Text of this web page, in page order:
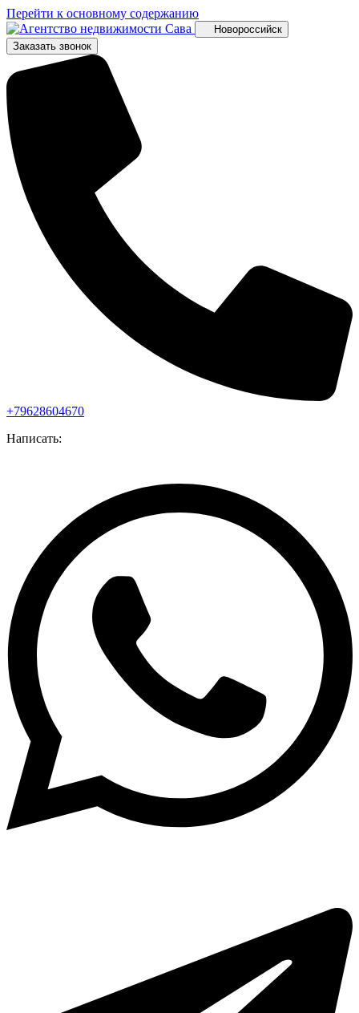
Перейти к основному содержанию
Новороссийск
Заказать звонок
+79628604670
Написать: